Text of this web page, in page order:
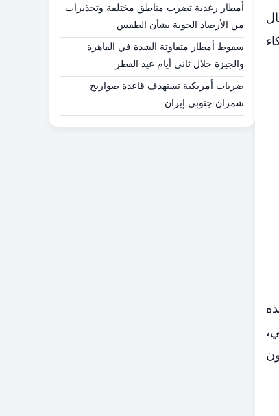
أمطار رعدية تضرب مناطق مختلفة وتحذيرات
من الأرصاد الجوية بشأن الطقس
سقوط أمطار متفاوتة الشدة في القاهرة
والجيزة خلال ثاني أيام عيد الفطر
ضربات أمريكية تستهدف قاعدة صواريخ
شمران جنوبي إيران